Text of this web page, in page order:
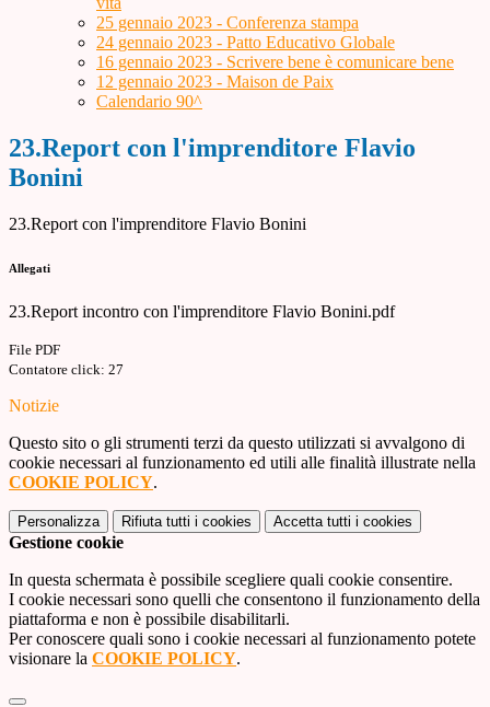
25 gennaio 2023 - Conferenza stampa
24 gennaio 2023 - Patto Educativo Globale
16 gennaio 2023 - Scrivere bene è comunicare bene
12 gennaio 2023 - Maison de Paix
Calendario 90^
23.Report con l'imprenditore Flavio
Bonini
23.Report con l'imprenditore Flavio Bonini
Allegati
23.Report incontro con l'imprenditore Flavio Bonini.pdf
File PDF
Contatore click: 27
Notizie
Questo sito o gli strumenti terzi da questo utilizzati si avvalgono di
cookie necessari al funzionamento ed utili alle finalità illustrate nella
COOKIE POLICY.
Personalizza Rifiuta tutti i cookies Accetta tutti i cookies
Gestione cookie
In questa schermata è possibile scegliere quali cookie consentire.
I cookie necessari sono quelli che consentono il funzionamento della
piattaforma e non è possibile disabilitarli.
Per conoscere quali sono i cookie necessari al funzionamento potete
visionare la COOKIE POLICY.